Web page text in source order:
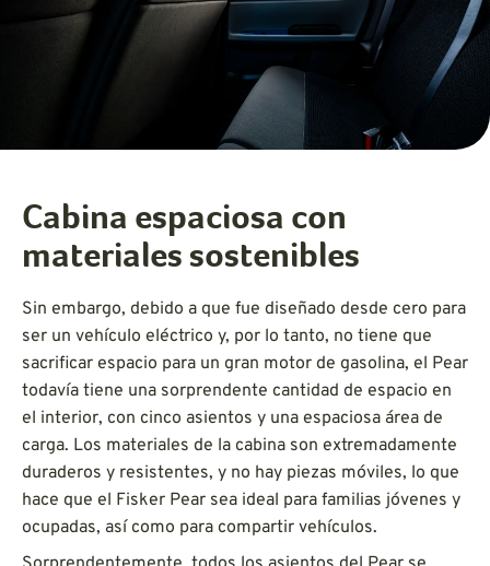
Cabina espaciosa con
materiales sostenibles
Sin embargo, debido a que fue diseñado desde cero para
ser un vehículo eléctrico y, por lo tanto, no tiene que
sacrificar espacio para un gran motor de gasolina, el Pear
todavía tiene una sorprendente cantidad de espacio en
el interior, con cinco asientos y una espaciosa área de
carga. Los materiales de la cabina son extremadamente
duraderos y resistentes, y no hay piezas móviles, lo que
hace que el Fisker Pear sea ideal para familias jóvenes y
ocupadas, así como para compartir vehículos.